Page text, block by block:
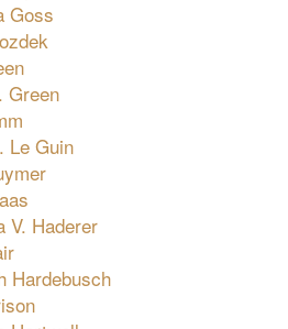
Goss
Green
Le Guin
V. Haderer
Hardebusch